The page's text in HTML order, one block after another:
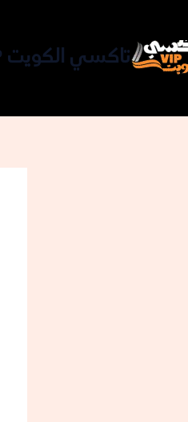
تاكسي الكويت VIP